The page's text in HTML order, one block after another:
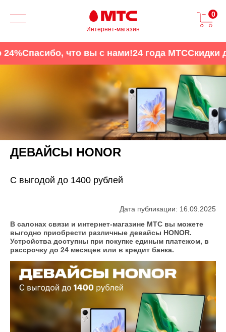
Интернет-магазин
0
Спасибо, что вы с нами!24 года МТССкидки до
ДЕВАЙСЫ HONOR
С выгодой до 1400 рублей
Дата публикации: 16.09.2025
В салонах связи и интернет-магазине МТС вы можете
выгодно приобрести различные девайсы HONOR.
Устройства доступны при покупке единым платежом, в
рассрочку до 24 месяцев или в кредит банка.